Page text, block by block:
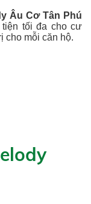
Âu Cơ Tân Phú
tiện tối đa cho cư
cho mỗi căn hộ.